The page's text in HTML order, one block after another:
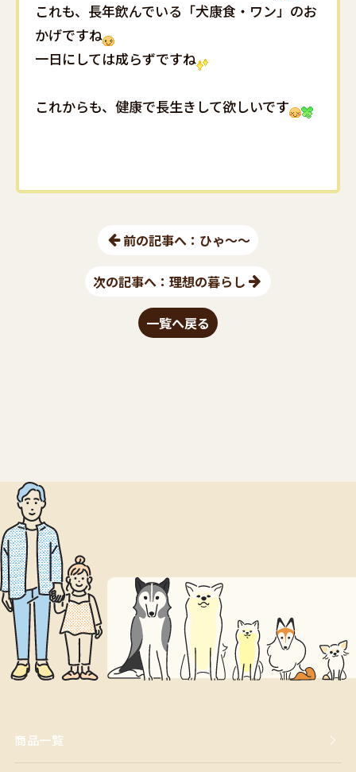
これも、長年飲んでいる「犬康食・ワン」のお
かげですね
一日にしては成らずですね
これからも、健康で長生きして欲しいです
前の記事へ：ひゃ～～
一覧へ戻る
次の記事へ：理想の暮らし
商品一覧